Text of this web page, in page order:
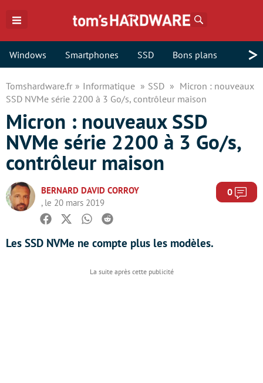
Windows Smartphones SSD Bons plans >
Tomshardware.fr Informatique SSD
Micron : nouveaux
SSD NVMe série 2200 à 3 Go/s, contrôleur maison
Micron : nouveaux SSD
NVMe série 2200 à 3 Go/s,
contrôleur maison
BERNARD DAVID CORROY
, le 20 mars 2019
0
Facebook
TwitterWhatsapp
Reddit
Les SSD NVMe ne compte plus les modèles.